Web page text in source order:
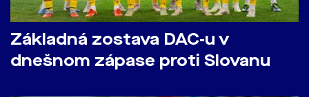
Základná zostava DAC-u v
dnešnom zápase proti Slovanu